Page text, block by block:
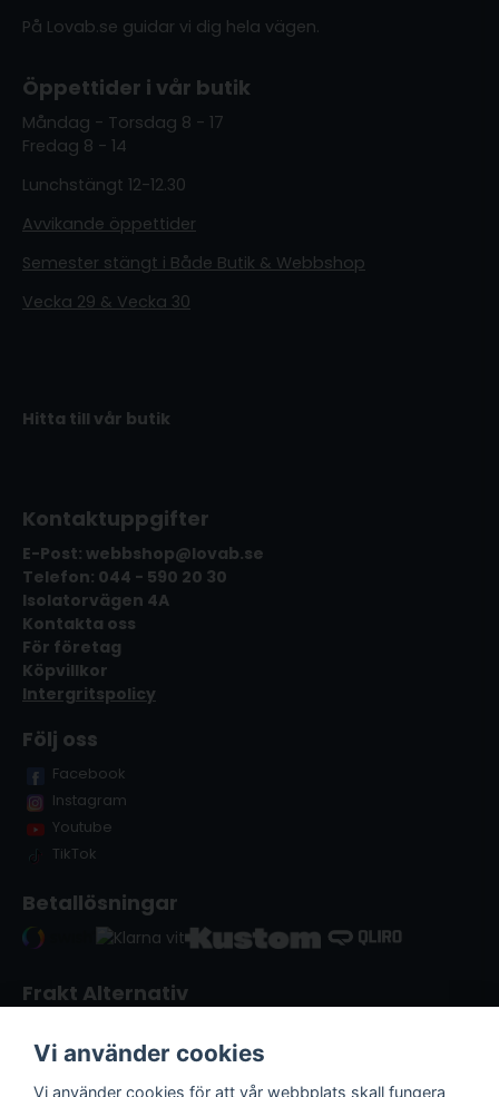
På Lovab.se guidar vi dig hela vägen.
Öppettider i vår butik
Måndag - Torsdag 8 - 17
Fredag 8 - 14
Lunchstängt 12-12.30
Avvikande öppettider
Semester stängt i Både Butik & Webbshop
Vecka 29 & Vecka 30
Hitta till vår butik
Kontaktuppgifter
E-Post: webbshop@lovab.se
Telefon: 044 - 590 20 30
Isolatorvägen 4A
Kontakta oss
För företag
Köpvillkor
Intergritspolicy
Följ oss
Facebook
Instagram
Youtube
TikTok
Betallösningar
Frakt Alternativ
Vi använder cookies
Vi använder cookies för att vår webbplats skall fungera